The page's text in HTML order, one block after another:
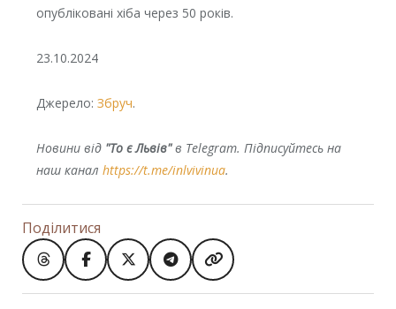
опубліковані хіба через 50 років.
23.10.2024
Джерело: Збруч.
Новини від "То є Львів"в Telegram. Підписуйтесь на
наш канал https://t.me/inlvivinua.
Поділитися